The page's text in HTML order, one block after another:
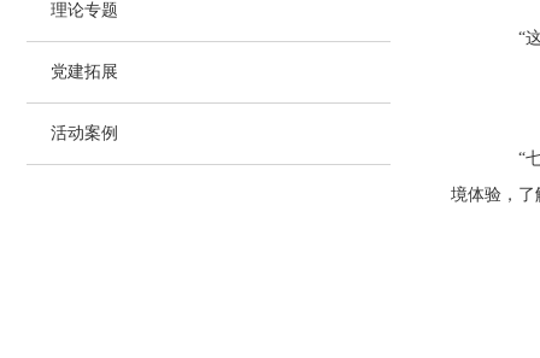
理论专题
党建拓展
活动案例
“这
“七
境体验，了